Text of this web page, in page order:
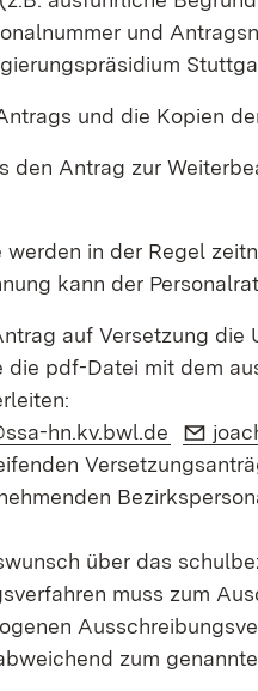
und
und die Kopien
den Antrag zur
in der Regel
kann der
auf Versetzung die
die pdf-Datei mit dem
hn.kv.bwl.de (Öffnet
E-
über das
muss zum
zum